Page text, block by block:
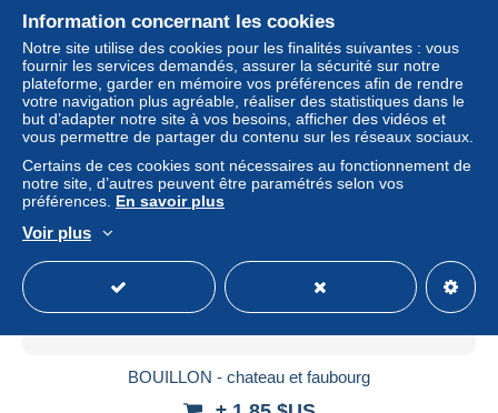
± 1,85 $US
Statut Professionnel
Nouveau
BOUILLON - chateau et faubourg
Information concernant les cookies
Notre site utilise des cookies pour les finalités suivantes : vous
fournir les services demandés, assurer la sécurité sur notre
plateforme, garder en mémoire vos préférences afin de rendre
votre navigation plus agréable, réaliser des statistiques dans le
but d’adapter notre site à vos besoins, afficher des vidéos et
vous permettre de partager du contenu sur les réseaux sociaux.
Certains de ces cookies sont nécessaires au fonctionnement de
notre site, d’autres peuvent être paramétrés selon vos
préférences. En savoir plus
Voir plus